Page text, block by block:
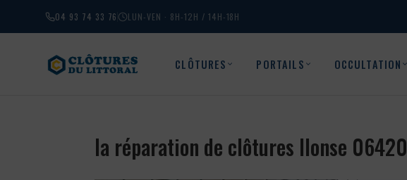
04 93 74 33 76 LUN-VEN · 8H-12H / 14H-18H
CLÔTURES PORTAILS OCCULTATION
la réparation de clôtures Ilonse 06420